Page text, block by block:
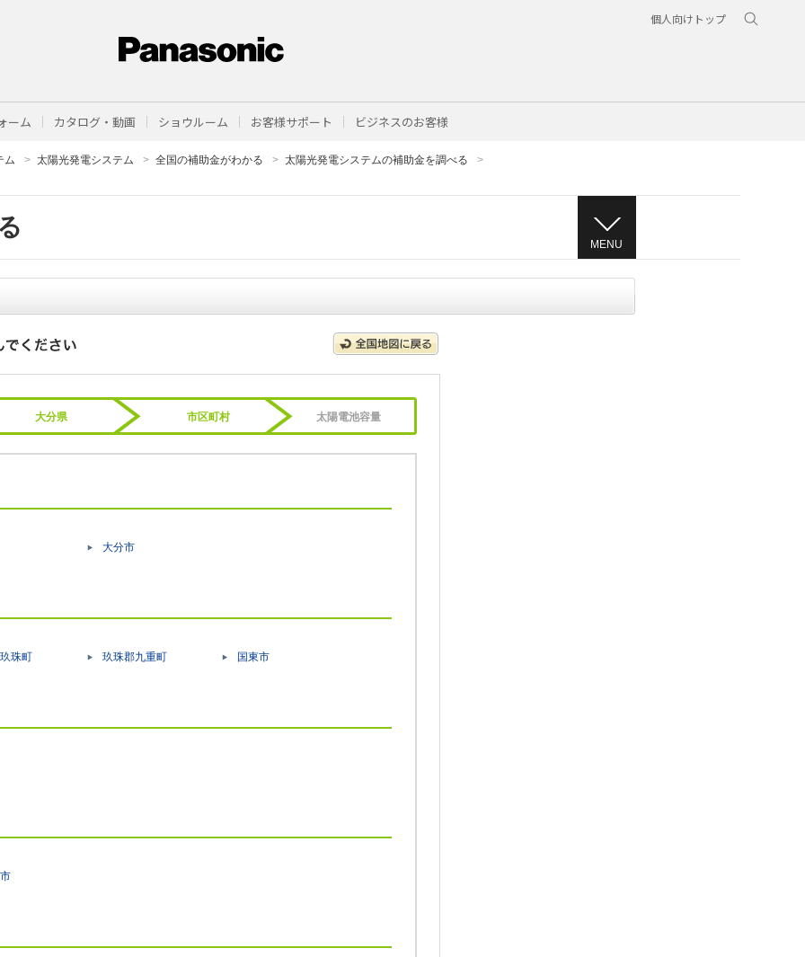
個人向けトップ
ーム カタログ・動画 ショウルーム お客様サポート ビジネスのお客様
ム 太陽光発電システム 全国の補助金がわかる 太陽光発電システムの補助金を調べる
MENU
大分県 市区町村 太陽電池容量
大分市
珠町 玖珠郡九重町 国東市